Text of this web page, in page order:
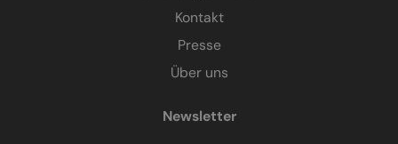
Kontakt
Presse
Über uns
Newsletter